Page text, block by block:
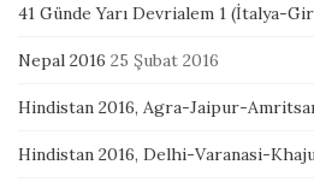
41 Günde Yarı Devrialem 1 (İtalya-
Nepal 2016 25 Şubat 2016
Hindistan 2016, Agra-Jaipur-
Hindistan 2016, Delhi-Varanasi-